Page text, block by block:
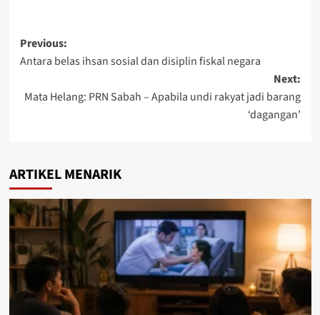
Previous:
Antara belas ihsan sosial dan disiplin fiskal negara
Next:
Mata Helang: PRN Sabah – Apabila undi rakyat jadi barang
‘dagangan’
ARTIKEL MENARIK